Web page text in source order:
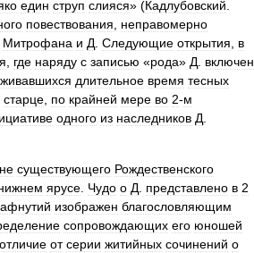
един струп слияся» (Кадлубовский
повествования
неправомерно
Митрофана и Д Следующие открытия
в
где наряду с записью «рода» Д включен
длительное время тесных
старце по крайней мере во 2-м
одного из наследников Д
существующего Рождественского
ярусе Чудо о Д представлено в 2
изображен благословляющим
сопровождающих его юношей
отличие от серии житийных сочинений о